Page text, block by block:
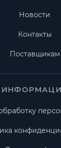
Новости
Контакты
Поставщикам